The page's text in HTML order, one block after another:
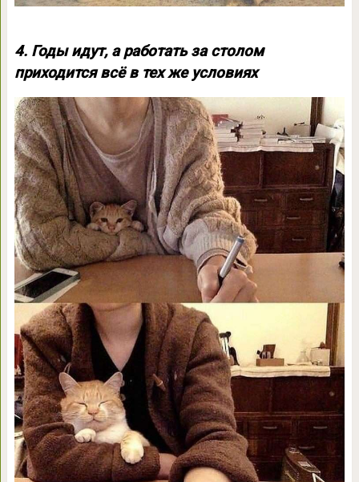
4. Годы идут, а работать за столом
приходится всё в тех же условиях